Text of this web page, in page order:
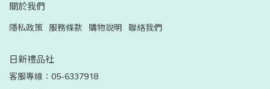
關於我們
隱私政策 服務條款 購物說明 聯絡我們
日新禮品社
客服專線：05-6337918